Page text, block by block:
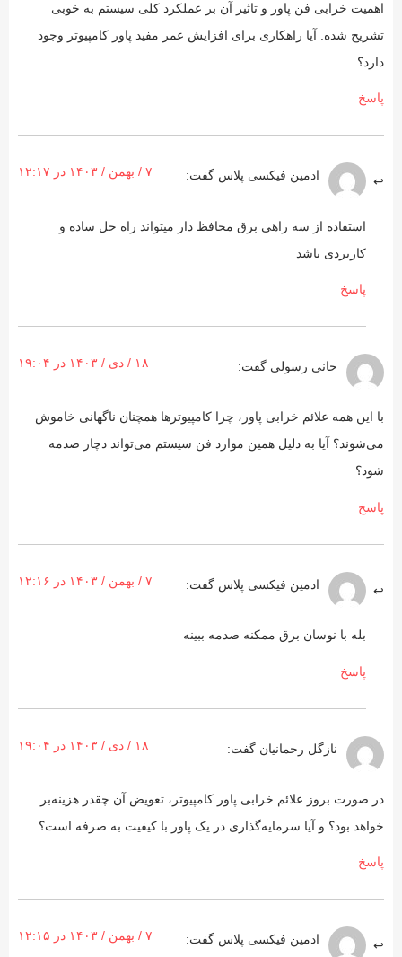
اهمیت خرابی فن پاور و تاثیر آن بر عملکرد کلی سیستم به خوبی
تشریح شده. آیا راهکاری برای افزایش عمر مفید پاور کامپیوتر وجود
دارد؟
پاسخ
ادمین فیکسی پلاس گفت: ۷ / بهمن / ۱۴۰۳ در ۱۲:۱۷
استفاده از سه راهی برق محافظ دار میتواند راه حل ساده و
کاربردی باشد
پاسخ
حانی رسولی گفت: ۱۸ / دی / ۱۴۰۳ در ۱۹:۰۴
با این همه علائم خرابی پاور، چرا کامپیوترها همچنان ناگهانی خاموش
می‌شوند؟ آیا به دلیل همین موارد فن سیستم می‌تواند دچار صدمه
شود؟
پاسخ
ادمین فیکسی پلاس گفت: ۷ / بهمن / ۱۴۰۳ در ۱۲:۱۶
بله با نوسان برق ممکنه صدمه ببینه
پاسخ
نازگل رحمانیان گفت: ۱۸ / دی / ۱۴۰۳ در ۱۹:۰۴
در صورت بروز علائم خرابی پاور کامپیوتر، تعویض آن چقدر هزینه‌بر
خواهد بود؟ و آیا سرمایه‌گذاری در یک پاور با کیفیت به صرفه است؟
پاسخ
ادمین فیکسی پلاس گفت: ۷ / بهمن / ۱۴۰۳ در ۱۲:۱۵